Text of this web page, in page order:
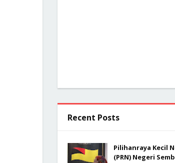
Recent Posts
Pilihanraya Kecil
(PRN) Negeri